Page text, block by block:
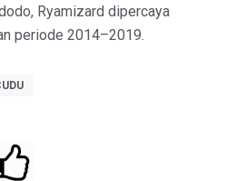
Ryamizard dipercaya
periode 2014–2019.